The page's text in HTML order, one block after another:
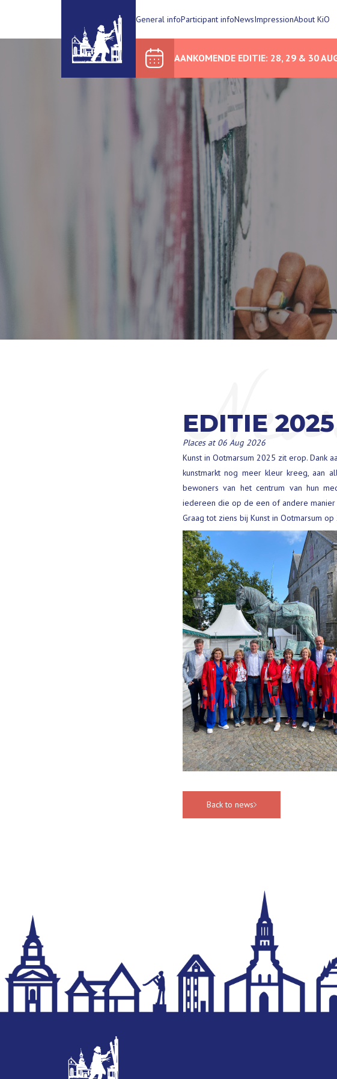
General infoParticipant infoNewsImpressionAbout KiO
AANKOMENDE EDITIE: 28, 29 & 30
EDITIE
Places at 06 Aug 2026
Kunst in Ootmarsum 2025 zit erop. Dank
kunstmarkt nog meer kleur kreeg, aan
bewoners van het centrum van hun
iedereen die op de een of andere manier
Graag tot ziens bij Kunst in Ootmarsum
Back to news